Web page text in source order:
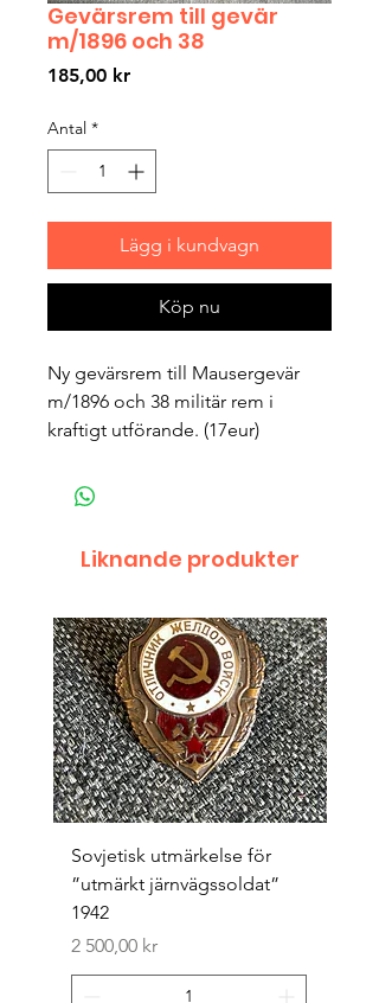
Gevärsrem till gevär
m/1896 och 38
185,00 krPris
Antal *
Lägg i kundvagn
Köp nu
Ny gevärsrem till Mausergevär
m/1896 och 38 militär rem i
kraftigt utförande. (17eur)
Liknande produkter
Sovjetisk utmärkelse för
”utmärkt järnvägssoldat”
1942
Pris
2 500,00 kr